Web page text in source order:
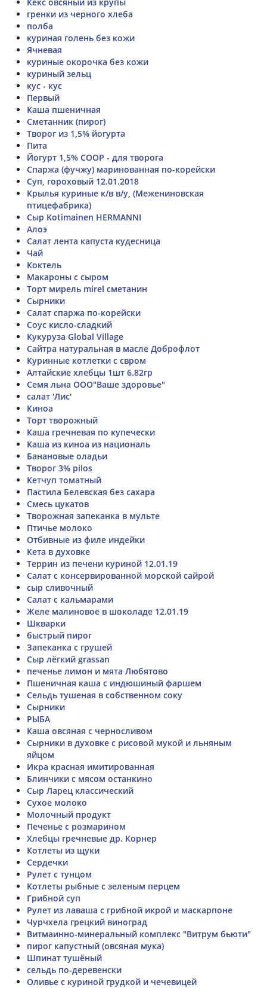
гренки из черного хлеба
полба
куриная голень без кожи
Ячневая
куриные окорочка без кожи
куриный зельц
кус - кус
Первый
Каша пшеничная
Сметанник (пирог)
Творог из 1,5% йогурта
Пита
Йогурт 1,5% СООР - для творога
Спаржа (фучжу) маринованная по-корейски
Суп, гороховый 12.01.2018
Крылья куриные к/в в/у, (Межениновская
птицефабрика)
Сыр Kotimainen HERMANNI
Алоэ
Салат лента капуста кудесница
Чай
Коктель
Макароны с сыром
Торт мирель mirel сметанин
Сырники
Салат спаржа по-корейски
Соус кисло-сладкий
Кукуруза Global Village
Сайтра натуральная в масле Доброфлот
Куринные котлетки с свром
Алтайские хлебцы 1шт 6.82гр
Семя льна ООО"Ваше здоровье"
салат 'Лис'
Киноа
Торт творожный
Каша гречневая по купечески
Каша из киноа из националь
Банановые оладьи
Творог 3% pilos
Кетчуп томатный
Пастила Белевская без сахара
Смесь цукатов
Творожная запеканка в мульте
Птичье молоко
Отбивные из филе индейки
Кета в духовке
Террин из печени куриной 12.01.19
Салат с консервированной морской сайрой
сыр сливочный
Салат с кальмарами
Желе малиновое в шоколаде 12.01.19
Шкварки
быстрый пирог
Запеканка с грушей
Сыр лёгкий grassan
печенье лимон и мята Любятово
Пшеничная каша с индюшиный фаршем
Сельдь тушеная в собственном соку
Сырники
РЫБА
Каша овсяная с черносливом
Сырники в духовке с рисовой мукой и льняным
яйцом
Икра красная имитированная
Блинчики с мясом останкино
Сыр Ларец классический
Сухое молоко
Молочный продукт
Печенье с розмарином
Хлебцы гречневые др. Корнер
Котлеты из щуки
Сердечки
Рулет с тунцом
Котлеты рыбные с зеленым перцем
Грибной суп
Рулет из лаваша с грибной икрой и маскарпоне
Чурчхела грецкий виноград
Витмаинно-минеральный комплекс "Витрум бьюти"
пирог капустный (овсяная мука)
Шпинат тушёный
сельдь по-деревенски
Оливье с куриной грудкой и чечевицей